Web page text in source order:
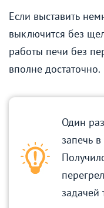
Если выставить
выключится без
работы печи без
вполне достаточно.
Один
запечь
задачей